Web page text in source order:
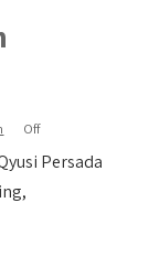
Off
Persada